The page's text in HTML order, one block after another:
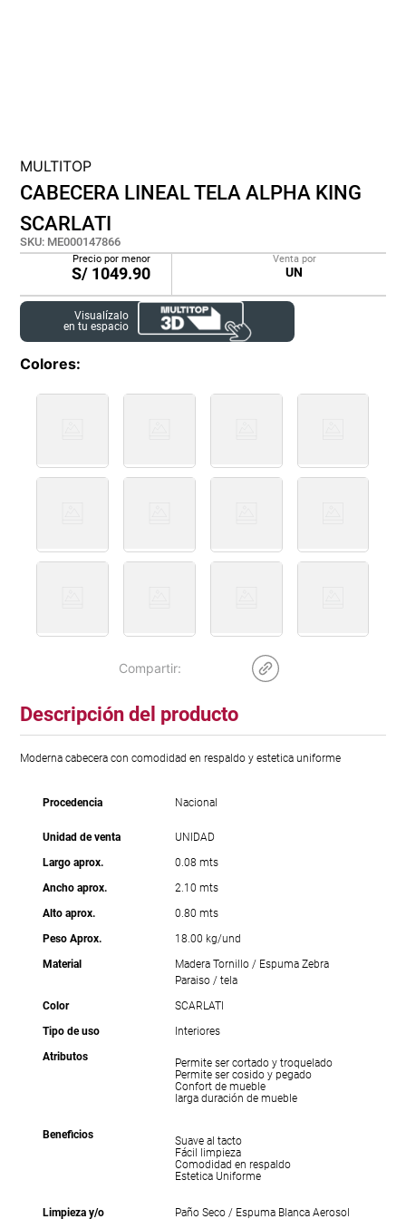
MULTITOP
CABECERA LINEAL TELA ALPHA KING
SCARLATI
SKU: ME000147866
Precio por menor
S/ 1049.90
Venta por
UN
Visualízalo
en tu espacio
Colores
Descripción del producto
Moderna cabecera con comodidad en respaldo y estetica uniforme
Procedencia Nacional
Unidad de venta
UNIDAD
Largo aprox.
0.08 mts
Ancho aprox.
2.10 mts
Alto aprox.
0.80 mts
Peso Aprox.
18.00 kg/und
Material
Madera Tornillo / Espuma Zebra
Paraiso / tela
Color
SCARLATI
Tipo de uso
Interiores
Atributos
Permite ser cortado y troquelado
Permite ser cosido y pegado
Confort de mueble
larga duración de mueble
Beneficios
Suave al tacto
Fácil limpieza
Comodidad en respaldo
Estetica Uniforme
Limpieza y/o Paño Seco / Espuma Blanca Aerosol